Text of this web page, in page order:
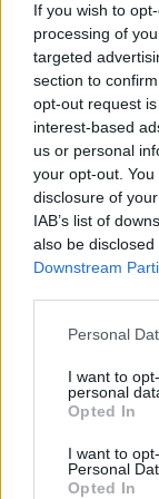
If you wish to
processing of
targeted
section to
opt-out request
interest-based
us or personal
your opt-out.
disclosure of
IAB’s list of
also be
Downstream
Personal
I want to
personal
Opted In
I want to
Personal
Opted In
© Neue Taverne
und
Genau diese
Dunja Gusic,
SEIN. Wenn